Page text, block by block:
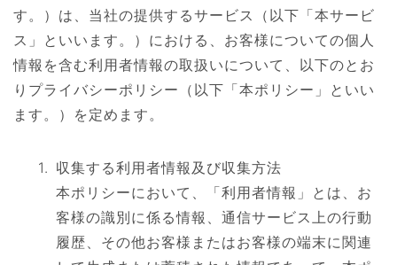
す。）は、当社の提供するサービス（以下「本サービ
ス」といいます。）における、お客様についての個人
情報を含む利用者情報の取扱いについて、以下のとお
りプライバシーポリシー（以下「本ポリシー」といい
ます。）を定めます。
収集する利用者情報及び収集方法
本ポリシーにおいて、「利用者情報」とは、お
客様の識別に係る情報、通信サービス上の行動
履歴、その他お客様またはお客様の端末に関連